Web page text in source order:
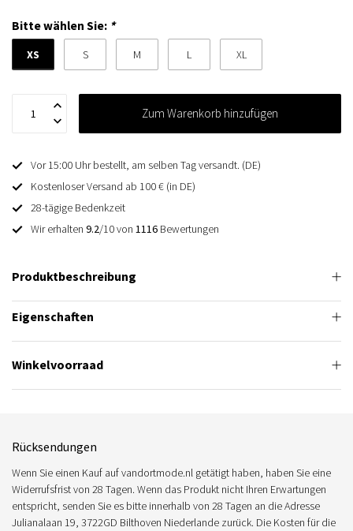
Bitte wählen Sie: *
XS S M L XL
Zum Warenkorb hinzufügen
Vor 15:00 Uhr bestellt, am selben Tag versandt. (DE)
Kostenloser Versand ab 100 € (in DE)
28-tägige Bedenkzeit
Wir erhalten 9.2/10 von 1116 Bewertungen
Produktbeschreibung
Eigenschaften
Winkelvoorraad
Rücksendungen
Wenn Sie einen Kauf auf vandortmode.nl getätigt haben, haben Sie eine
Widerrufsfrist von 28 Tagen. Wenn das Produkt nicht Ihren Erwartungen
entspricht, senden Sie es bitte innerhalb von 28 Tagen an die Adresse
Julianalaan 19, 3722GD Bilthoven Niederlande zurück. Die Kosten für die